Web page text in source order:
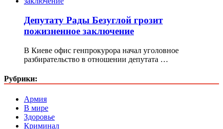
Депутату Рады Безуглой грозит
пожизненное заключение
В Киеве офис генпрокурора начал уголовное
разбирательство в отношении депутата …
Рубрики:
Армия
В мире
Здоровье
Криминал